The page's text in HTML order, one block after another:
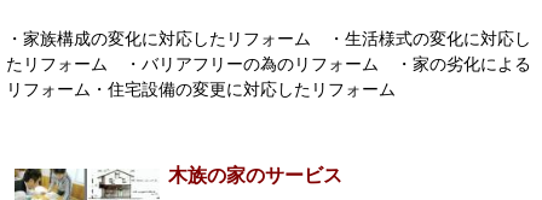
・家族構成の変化に対応したリフォーム ・生活様式の変化に対応し
たリフォーム ・バリアフリーの為のリフォーム ・家の劣化による
リフォーム・住宅設備の変更に対応したリフォーム
木族の家のサービス